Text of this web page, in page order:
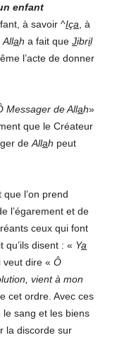
enfant
à savoir ^Iça , à
Allah a fait que Jibril
l’acte de donner
Messager de Allah»
que le Créateur
de Allah peut
l’on prend
l’égarement et de
ceux qui font
qu’ils disent : « Ya
dire « Ô
vient à mon
cet ordre. Avec ces
sang et les biens
la discorde sur